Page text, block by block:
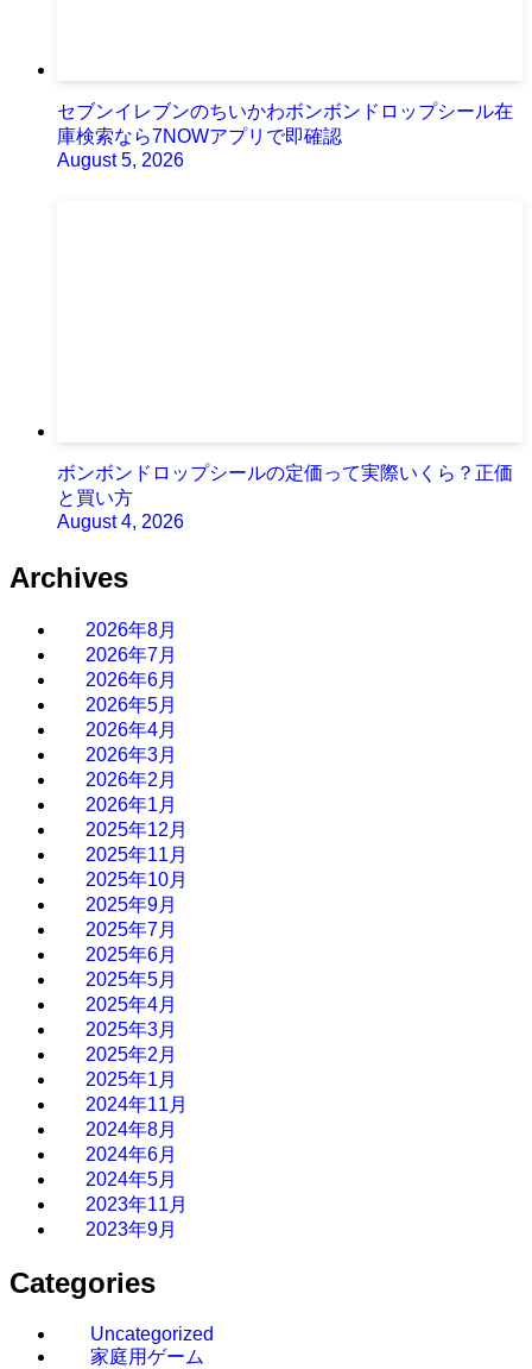
セブンイレブンのちいかわボンボンドロップシール在
庫検索なら7NOWアプリで即確認
August 5, 2026
ボンボンドロップシールの定価って実際いくら？正価
と買い方
August 4, 2026
Archives
2026年8月
2026年7月
2026年6月
2026年5月
2026年4月
2026年3月
2026年2月
2026年1月
2025年12月
2025年11月
2025年10月
2025年9月
2025年7月
2025年6月
2025年5月
2025年4月
2025年3月
2025年2月
2025年1月
2024年11月
2024年8月
2024年6月
2024年5月
2023年11月
2023年9月
Categories
Uncategorized
家庭用ゲーム